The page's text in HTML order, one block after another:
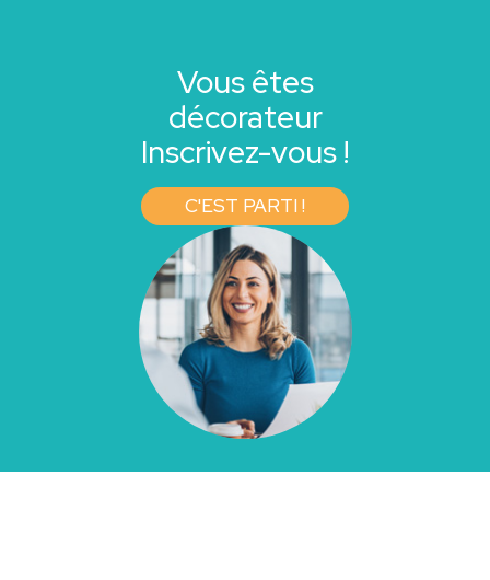
Vous êtes
décorateur
Inscrivez-vous !
C'EST PARTI !